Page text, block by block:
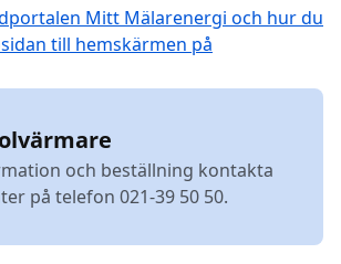
Mitt Mälarenergi och hur du
till hemskärmen på
och beställning kontakta
på telefon 021-39 50 50.